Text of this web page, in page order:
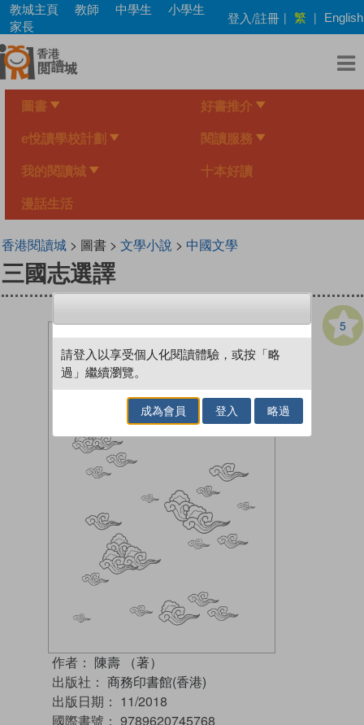
Skip
main
content
教城主頁 教師 中學生
小學生
家長
登入/註冊 | 繁 | English
圖書 好書推介
e悅讀學校計劃 閱讀服務
我的閱讀城 十本好讀
漫話生活
香港閱讀城> 圖書 > 文學小說 > 中國文學
三國志選譯
5
作者： 陳壽 （著）
出版社： 商務印書館(香港)
出版日期： 11/2018
國際書號： 9789620745768
請登入以享受個人化閱讀體驗，或按「略
過」繼續瀏覽。
成為會員 登入 略過